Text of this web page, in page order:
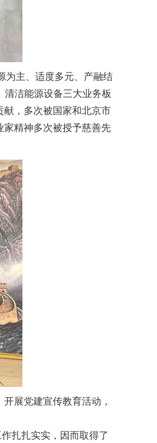
为主、适度多元、产融结
清洁能源设备三大业务板
献，多次被国家和北京市
家精神多次被授予慈善先
展党建宣传教育活动，
扎扎实实，因而取得了